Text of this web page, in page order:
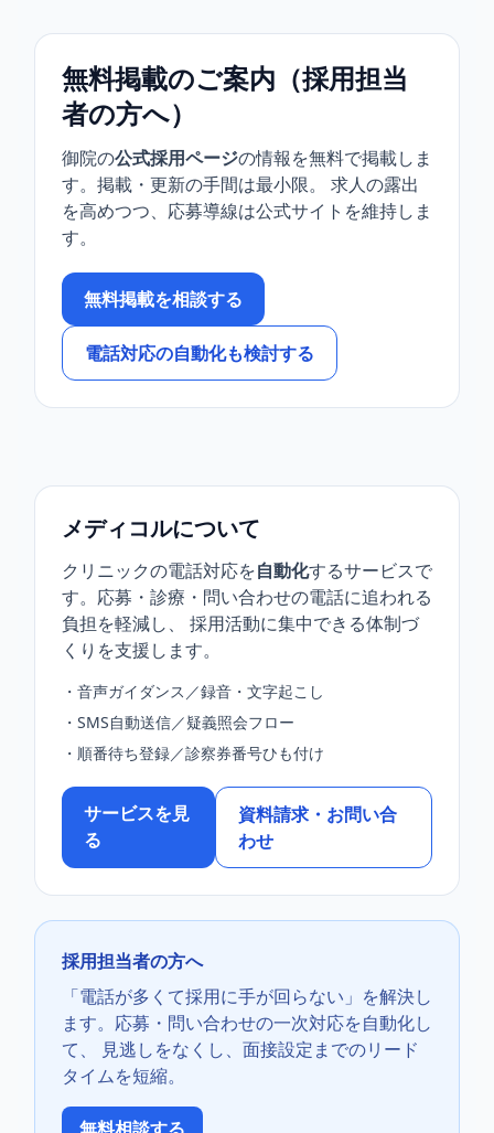
無料掲載のご案内（採用担当
者の方へ）
御院の公式採用ページの情報を無料で掲載しま
す。掲載・更新の手間は最小限。 求人の露出
を高めつつ、応募導線は公式サイトを維持しま
す。
無料掲載を相談する
電話対応の自動化も検討する
メディコルについて
クリニックの電話対応を自動化するサービスで
す。応募・診療・問い合わせの電話に追われる
負担を軽減し、 採用活動に集中できる体制づ
くりを支援します。
・音声ガイダンス／録音・文字起こし
・SMS自動送信／疑義照会フロー
・順番待ち登録／診察券番号ひも付け
サービスを見
る
資料請求・お問い合
わせ
採用担当者の方へ
「電話が多くて採用に手が回らない」を解決し
ます。応募・問い合わせの一次対応を自動化し
て、 見逃しをなくし、面接設定までのリード
タイムを短縮。